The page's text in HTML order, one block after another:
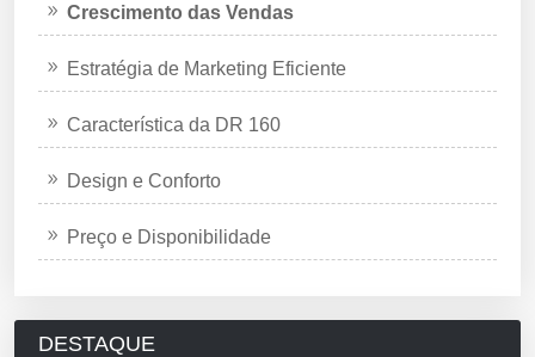
Crescimento das Vendas
Estratégia de Marketing Eficiente
Característica da DR 160
Design e Conforto
Preço e Disponibilidade
DESTAQUE